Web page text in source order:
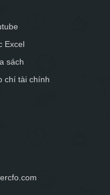
Excel
sách
chí tài chính